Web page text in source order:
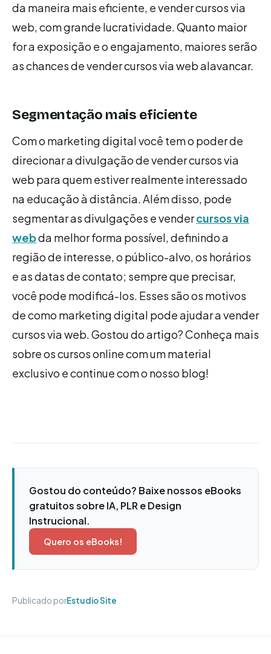
da maneira mais eficiente, e vender cursos via
web, com grande lucratividade. Quanto maior
for a exposição e o engajamento, maiores serão
as chances de vender cursos via web alavancar.
Segmentação mais eficiente
Com o marketing digital você tem o poder de
direcionar a divulgação de vender cursos via
web para quem estiver realmente interessado
na educação à distância. Além disso, pode
segmentar as divulgações e vendercursos via
webda melhor forma possível, definindo a
região de interesse, o público-alvo, os horários
e as datas de contato; sempre que precisar,
você pode modificá-los. Esses são os motivos
de como marketing digital pode ajudar a vender
cursos via web. Gostou do artigo? Conheça mais
sobre os cursos online com um material
exclusivo e continue com o nosso blog!
Gostou do conteúdo? Baixe nossos eBooks
gratuitos sobre IA, PLR e Design
Instrucional.
Quero os eBooks!
Publicado porEstudio Site